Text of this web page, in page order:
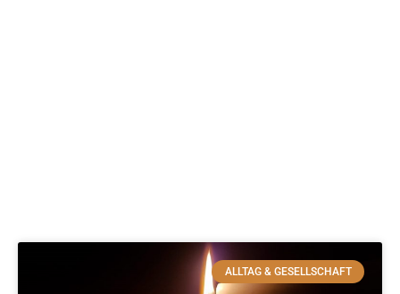
ALLTAG & GESELLSCHAFT